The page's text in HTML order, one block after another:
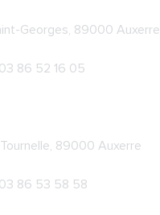
Georges, 89000 Auxerre
86 52 16 05
89000 Auxerre
86 53 58 58